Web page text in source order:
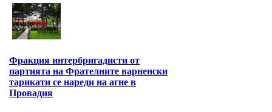
Фракция интербригадисти от
партията на Фрателните варненски
тарикати се нареди на агне в
Провадия